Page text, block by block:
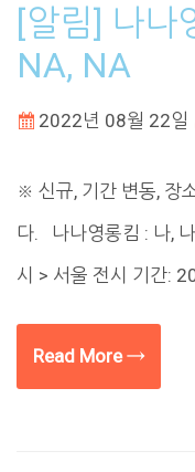
[알림] 나나
NA, NA
2022년 08월 22일
※ 신규, 기간 변동, 장
다. 나나영롱킴 : 나,
시 > 서울 전시 기간:
Read More →